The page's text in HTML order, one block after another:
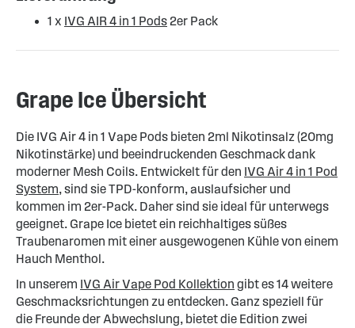
1 x IVG AIR 4 in 1 Pods 2er Pack
Grape Ice Übersicht
Die IVG Air 4 in 1 Vape Pods bieten 2ml Nikotinsalz (20mg
Nikotinstärke) und beeindruckenden Geschmack dank
moderner Mesh Coils. Entwickelt für den IVG Air 4 in 1 Pod
System, sind sie TPD-konform, auslaufsicher und
kommen im 2er-Pack. Daher sind sie ideal für unterwegs
geeignet. Grape Ice bietet ein reichhaltiges süßes
Traubenaromen mit einer ausgewogenen Kühle von einem
Hauch Menthol.
In unserem IVG Air Vape Pod Kollektion gibt es 14 weitere
Geschmacksrichtungen zu entdecken. Ganz speziell für
die Freunde der Abwechslung, bietet die Edition zwei